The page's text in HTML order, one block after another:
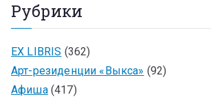
Рубрики
EX LIBRIS (362)
Арт-резиденции «Выкса» (92)
Афиша(417)